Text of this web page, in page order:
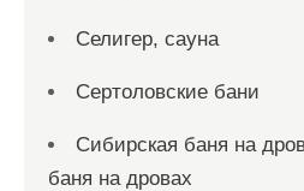
Селигер, сауна
Сертоловские бани
Сибирская баня на
баня на дровах